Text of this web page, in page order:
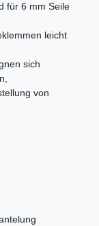
für 6 mm Seile
leicht
sich
von